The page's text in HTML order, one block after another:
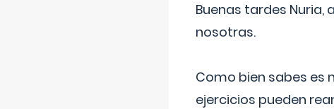
Buenas tardes
nosotras.
Como bien sabes es
ejercicios pueden